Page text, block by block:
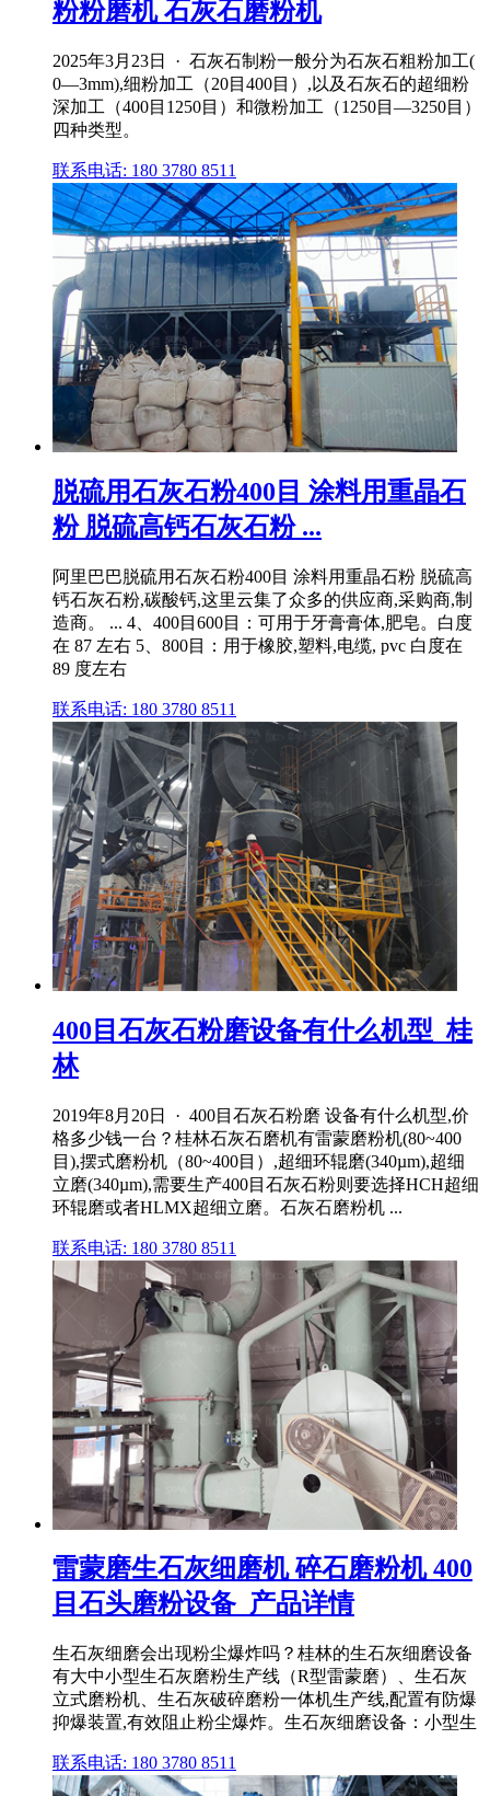
粉粉磨机 石灰石磨粉机
2025年3月23日 · 石灰石制粉一般分为石灰石粗粉加工(
0—3mm),细粉加工（20目400目）,以及石灰石的超细粉
深加工（400目1250目）和微粉加工（1250目—3250目）
四种类型。
联系电话: 180 3780 8511
脱硫用石灰石粉400目 涂料用重晶石
粉 脱硫高钙石灰石粉 ...
阿里巴巴脱硫用石灰石粉400目 涂料用重晶石粉 脱硫高
钙石灰石粉,碳酸钙,这里云集了众多的供应商,采购商,制
造商。 ... 4、400目600目：可用于牙膏膏体,肥皂。白度
在 87 左右 5、800目：用于橡胶,塑料,电缆, pvc 白度在
89 度左右
联系电话: 180 3780 8511
400目石灰石粉磨设备有什么机型_桂
林
2019年8月20日 · 400目石灰石粉磨 设备有什么机型,价
格多少钱一台？桂林石灰石磨机有雷蒙磨粉机(80~400
目),摆式磨粉机（80~400目）,超细环辊磨(340µm),超细
立磨(340µm),需要生产400目石灰石粉则要选择HCH超细
环辊磨或者HLMX超细立磨。石灰石磨粉机 ...
联系电话: 180 3780 8511
雷蒙磨生石灰细磨机 碎石磨粉机 400
目石头磨粉设备_产品详情
生石灰细磨会出现粉尘爆炸吗？桂林的生石灰细磨设备
有大中小型生石灰磨粉生产线（R型雷蒙磨）、生石灰
立式磨粉机、生石灰破碎磨粉一体机生产线,配置有防爆
抑爆装置,有效阻止粉尘爆炸。生石灰细磨设备：小型生
联系电话: 180 3780 8511